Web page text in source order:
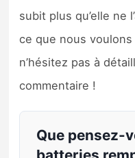
subit plus qu’elle ne
ce que nous voulons
n’hésitez pas à
commentaire !
Que pensez-